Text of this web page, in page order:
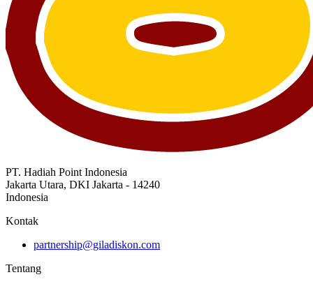
PT. Hadiah Point Indonesia
Jakarta Utara, DKI Jakarta - 14240
Indonesia
Kontak
partnership@giladiskon.com
Tentang